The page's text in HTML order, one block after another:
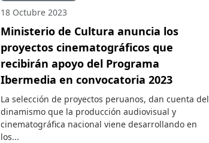
18 Octubre 2023
Ministerio de Cultura anuncia los
proyectos cinematográficos que
recibirán apoyo del Programa
Ibermedia en convocatoria 2023
La selección de proyectos peruanos, dan cuenta del
dinamismo que la producción audiovisual y
cinematográfica nacional viene desarrollando en
los...